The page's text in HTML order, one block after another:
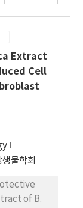
잎에서
성선충, S.
대한 병원
Extract
Cell
물학회
of B.